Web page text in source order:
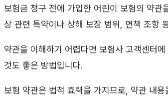
보험금 청구 전에 가입한 어린이 보험의 약
상 관련 특약이나 상해 보장 범위, 면책 조항
약관을 이해하기 어렵다면 보험사 고객센터
것도 좋은 방법입니다.
보험 약관은 법적 효력을 가지므로, 약관 내